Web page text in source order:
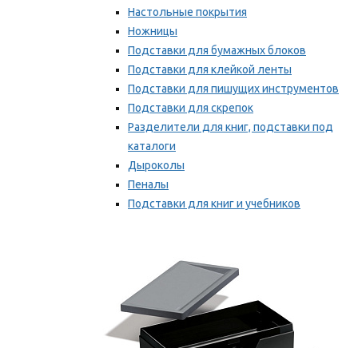
Настольные покрытия
Ножницы
Подставки для бумажных блоков
Подставки для клейкой ленты
Подставки для пишущих инструментов
Подставки для скрепок
Разделители для книг, подставки под
каталоги
Дыроколы
Пеналы
Подставки для книг и учебников